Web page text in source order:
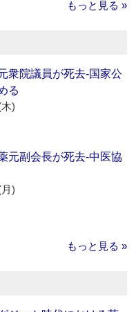
もっと見る »
衆院議員が死去‐国家公
る
)
元副会長が死去‐中医協
)
もっと見る »